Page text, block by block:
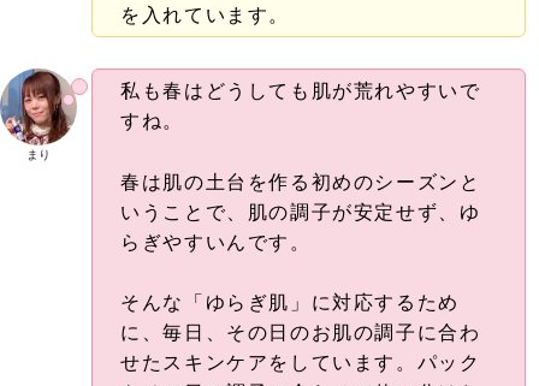
を入れています。
まり
私も春はどうしても肌が荒れやすいで
すね。
春は肌の土台を作る初めのシーズンと
いうことで、肌の調子が安定せず、ゆ
らぎやすいんです。
そんな「ゆらぎ肌」に対応するため
に、毎日、その日のお肌の調子に合わ
せたスキンケアをしています。パック